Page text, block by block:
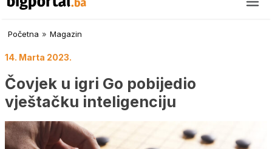
Početna » Magazin
14. Marta 2023.
Čovjek u igri Go pobijedio
vještačku inteligenciju